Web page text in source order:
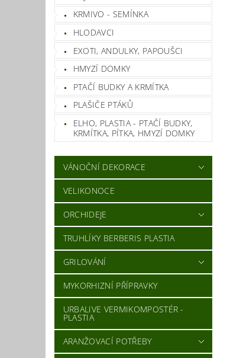
KRMIVO - SEMÍNKA
HLODAVCI
EXOTI, ANDULKY, PAPOUŠCI
HMYZÍ DOMKY
PTAČÍ BUDKY A KRMÍTKA
PLAŠIČE PTÁKŮ
ELHO, PLASTIA - PTAČÍ BUDKY,
KRMÍTKA, PÍTKA, HMYZÍ DOMKY
VÁNOČNÍ DEKORACE
VELIKONOCE
ORCHIDEJE
TRUHLÍKY BERBERIS PLASTIA
GRILOVÁNÍ
MYKORHIZNÍ PŘÍPRAVKY
URBALIVE VERMIKOMPOSTÉR -
PLASTIA
ARANŽOVACÍ POTŘEBY